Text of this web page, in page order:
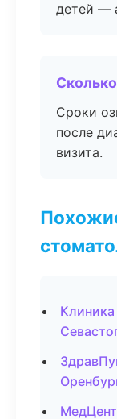
детей —
Сроки
после
визита.